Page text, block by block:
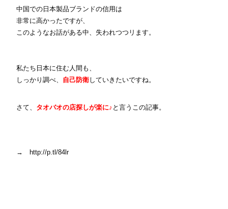
中国での日本製品ブランドの信用は
非常に高かったですが、
このようなお話がある中、失われつつリます。
私たち日本に住む人間も、
しっかり調べ、 自己防衛していきたいですね。
さて、 タオバオの店探しが楽に♪ と言うこの記事。
→ http://p.tl/84lr